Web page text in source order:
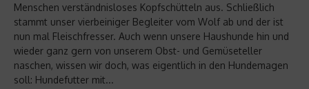
Menschen verständnisloses Kopfschütteln aus. Schließlich
stammt unser vierbeiniger Begleiter vom Wolf ab und der ist
nun mal Fleischfresser. Auch wenn unsere Haushunde hin und
wieder ganz gern von unserem Obst- und Gemüseteller
naschen, wissen wir doch, was eigentlich in den Hundemagen
soll: Hundefutter mit...